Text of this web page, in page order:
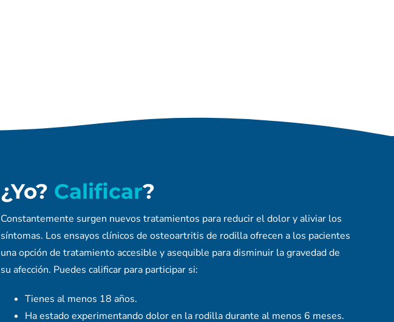
¿Yo? Calificar?
Constantemente surgen nuevos tratamientos para reducir el dolor y aliviar los
síntomas. Los ensayos clínicos de osteoartritis de rodilla ofrecen a los pacientes
una opción de tratamiento accesible y asequible para disminuir la gravedad de
su afección. Puedes calificar para participar si:
Tienes al menos 18 años.
Ha estado experimentando dolor en la rodilla durante al menos 6 meses.